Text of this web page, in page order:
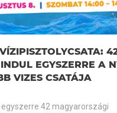
EGYSZERRE A
VIZES CSATÁJA
42 magyarországi